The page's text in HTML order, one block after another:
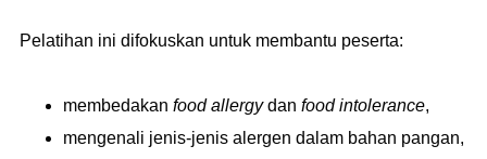
Pelatihan ini difokuskan untuk membantu peserta:
membedakan food allergydan food intolerance,
mengenali jenis-jenis alergen dalam bahan pangan,